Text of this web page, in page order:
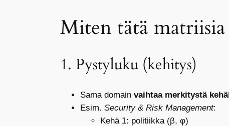
Miten tätä matriisia
1. Pystyluku (kehitys)
Sama domain vaihtaa merkitystä
Esim. Security & Risk Management:
Kehä 1: politiikka (β, φ)